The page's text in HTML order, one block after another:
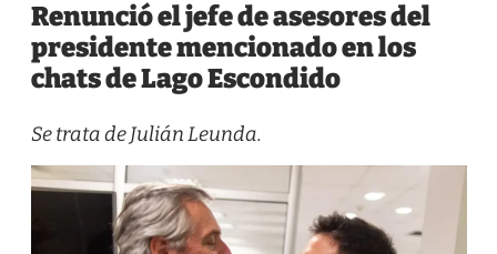
Renunció el jefe de asesores del
presidente mencionado en los
chats de Lago Escondido
Se trata de Julián Leunda.